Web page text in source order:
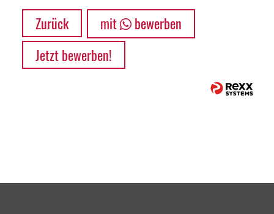
Zurück mit
bewerben
Jetzt bewerben!